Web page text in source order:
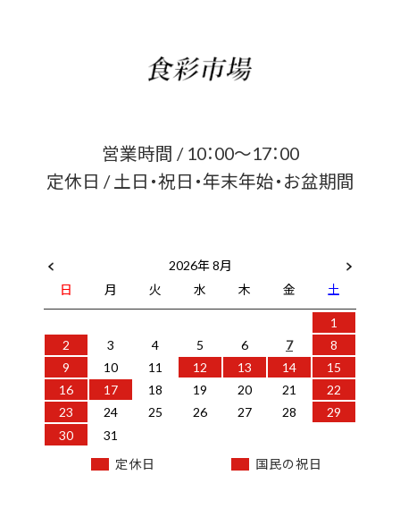
営業時間 / 10：00～17：00
定休日 / 土日・祝日・年末年始・お盆期間
2026年 8月
日
月 火 水 木 金
土
1
2
3 4 5 6 7
8
9
10 11 12 13 14
15
16
17 18 19 20 21
22
23
24 25 26 27 28
29
30
31
定休日
国民の祝日